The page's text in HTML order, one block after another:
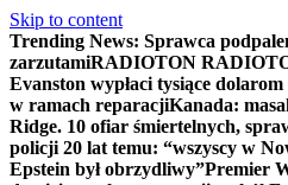
Skip to content
Trending News: Sprawca
zarzutamiRADIOTON
Evanston wypłaci tysiące
w ramach reparacjiKanada:
Ridge. 10 ofiar śmiertelnych,
policji 20 lat temu: “wszyscy w
Epstein był obrzydliwy”Premier